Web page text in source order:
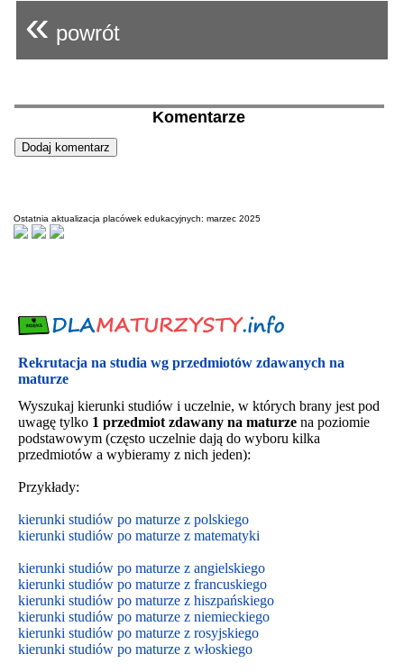
« powrót
Komentarze
Ostatnia aktualizacja placówek edukacyjnych: marzec 2025
Rekrutacja na studia wg przedmiotów zdawanych na
maturze
Wyszukaj kierunki studiów i uczelnie, w których brany jest pod
uwagę tylko 1 przedmiot zdawany na maturze na poziomie
podstawowym (często uczelnie dają do wyboru kilka
przedmiotów a wybieramy z nich jeden):
Przykłady:
kierunki studiów po maturze z polskiego
kierunki studiów po maturze z matematyki
kierunki studiów po maturze z angielskiego
kierunki studiów po maturze z francuskiego
kierunki studiów po maturze z hiszpańskiego
kierunki studiów po maturze z niemieckiego
kierunki studiów po maturze z rosyjskiego
kierunki studiów po maturze z włoskiego